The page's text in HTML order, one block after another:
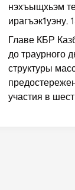
нэхъыщхьэм
ирагъэк1уэну.
Главе КБР
до траурного
структуры
участия в